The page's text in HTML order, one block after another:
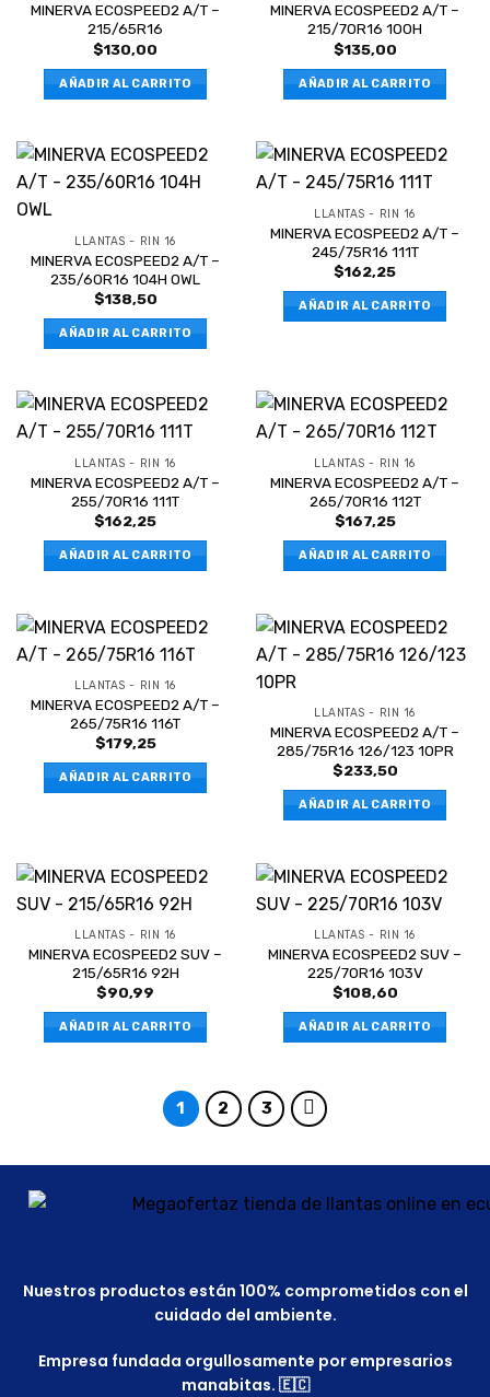
MINERVA ECOSPEED2 A/T –
215/65R16
$130,00
AÑADIR AL CARRITO
MINERVA ECOSPEED2 A/T –
215/70R16 100H
$135,00
AÑADIR AL CARRITO
LLANTAS - RIN 16
MINERVA ECOSPEED2 A/T –
235/60R16 104H OWL
$138,50
AÑADIR AL CARRITO
LLANTAS - RIN 16
MINERVA ECOSPEED2 A/T –
245/75R16 111T
$162,25
AÑADIR AL CARRITO
LLANTAS - RIN 16
MINERVA ECOSPEED2 A/T –
255/70R16 111T
$162,25
AÑADIR AL CARRITO
LLANTAS - RIN 16
MINERVA ECOSPEED2 A/T –
265/70R16 112T
$167,25
AÑADIR AL CARRITO
LLANTAS - RIN 16
MINERVA ECOSPEED2 A/T –
265/75R16 116T
$179,25
AÑADIR AL CARRITO
LLANTAS - RIN 16
MINERVA ECOSPEED2 A/T –
285/75R16 126/123 10PR
$233,50
AÑADIR AL CARRITO
LLANTAS - RIN 16
MINERVA ECOSPEED2 SUV –
215/65R16 92H
$90,99
AÑADIR AL CARRITO
LLANTAS - RIN 16
MINERVA ECOSPEED2 SUV –
225/70R16 103V
$108,60
AÑADIR AL CARRITO
1 2 3
Nuestros productos están 100% comprometidos con el
cuidado del ambiente.
Empresa fundada orgullosamente por empresarios
manabitas. 🇪🇨